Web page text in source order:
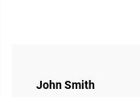
John Smith